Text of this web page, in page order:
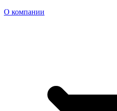
О компании